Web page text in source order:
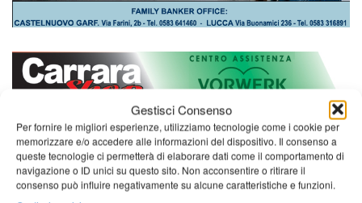
Gestisci Consenso
Per fornire le migliori esperienze, utilizziamo tecnologie come i cookie per
memorizzare e/o accedere alle informazioni del dispositivo. Il consenso a
queste tecnologie ci permetterà di elaborare dati come il comportamento di
navigazione o ID unici su questo sito. Non acconsentire o ritirare il
consenso può influire negativamente su alcune caratteristiche e funzioni.